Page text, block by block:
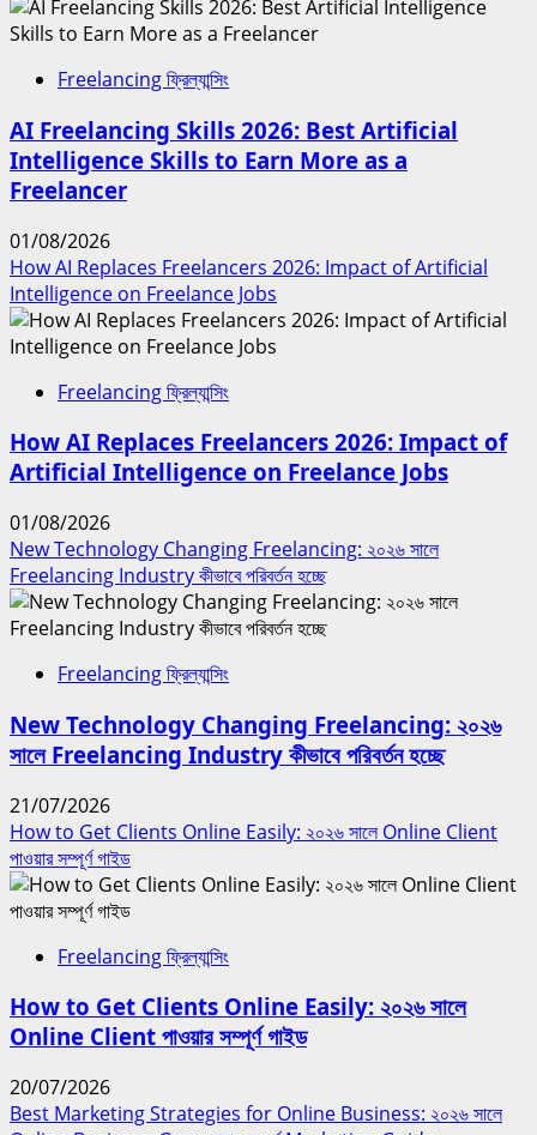
Freelancing ফ্রিল্যান্সিং
AI Freelancing Skills 2026: Best Artificial
Intelligence Skills to Earn More as a
Freelancer
01/08/2026
How AI Replaces Freelancers 2026: Impact of Artificial
Intelligence on Freelance Jobs
Freelancing ফ্রিল্যান্সিং
How AI Replaces Freelancers 2026: Impact of
Artificial Intelligence on Freelance Jobs
01/08/2026
New Technology Changing Freelancing: ২০২৬ সালে
Freelancing Industry কীভাবে পরিবর্তন হচ্ছে
Freelancing ফ্রিল্যান্সিং
New Technology Changing Freelancing: ২০২৬
সালে Freelancing Industry কীভাবে পরিবর্তন হচ্ছে
21/07/2026
How to Get Clients Online Easily: ২০২৬ সালে Online Client
পাওয়ার সম্পূর্ণ গাইড
Freelancing ফ্রিল্যান্সিং
How to Get Clients Online Easily: ২০২৬ সালে
Online Client পাওয়ার সম্পূর্ণ গাইড
20/07/2026
Best Marketing Strategies for Online Business: ২০২৬ সালে